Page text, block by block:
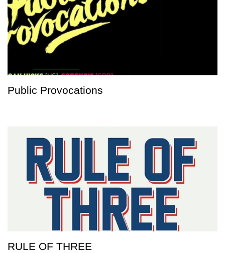
Public Provocations
RULE OF THREE